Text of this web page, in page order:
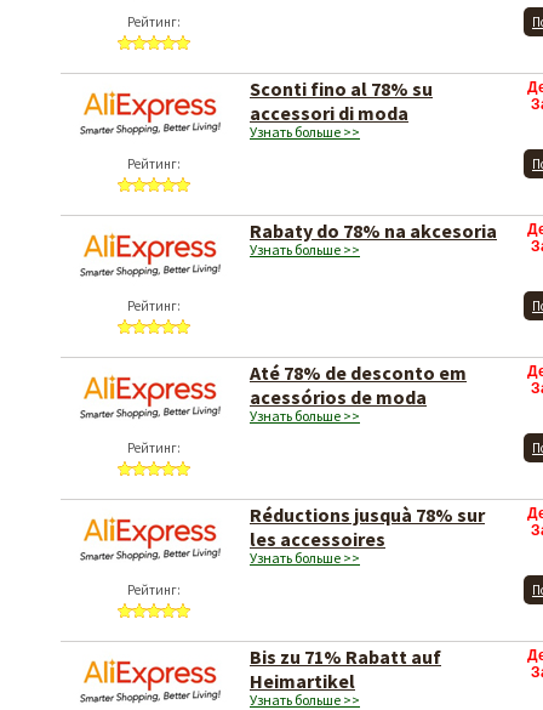
Рейтинг:
Рейтинг:
Sconti fino al 78% su
accessori di moda
Узнать больше >>
Рейтинг:
Rabaty do 78% na akcesoria
Узнать больше >>
Рейтинг:
Até 78% de desconto em
acessórios de moda
Узнать больше >>
Рейтинг:
Réductions jusquà 78% sur
les accessoires
Узнать больше >>
Bis zu 71% Rabatt auf
Heimartikel
Узнать больше >>